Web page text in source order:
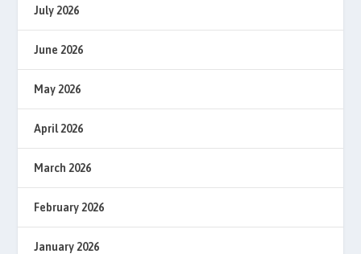
July 2026
June 2026
May 2026
April 2026
March 2026
February 2026
January 2026